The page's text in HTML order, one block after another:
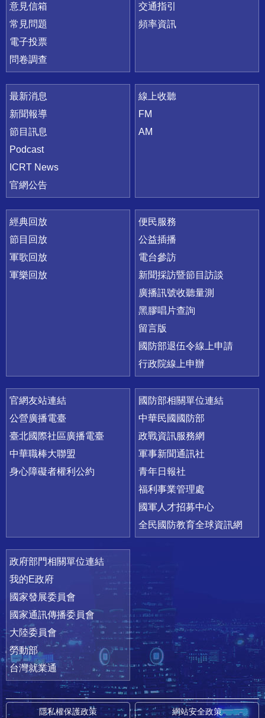
意見信箱
常見問題
電子投票
問卷調查
交通指引
頻率資訊
最新消息
新聞報導
節目訊息
Podcast
ICRT News
官網公告
線上收聽
FM
AM
經典回放
節目回放
軍歌回放
軍樂回放
便民服務
公益插播
電台參訪
新聞採訪暨節目訪談
廣播訊號收聽量測
黑膠唱片查詢
留言版
國防部退伍令線上申請
行政院線上申辦
官網友站連結
公營廣播電臺
臺北國際社區廣播電臺
中華職棒大聯盟
身心障礙者權利公約
國防部相關單位連結
中華民國國防部
政戰資訊服務網
軍事新聞通訊社
青年日報社
福利事業管理處
國軍人才招募中心
全民國防教育全球資訊網
政府部門相關單位連結
我的E政府
國家發展委員會
國家通訊傳播委員會
大陸委員會
勞動部
台灣就業通
隱私權保護政策 網站安全政策